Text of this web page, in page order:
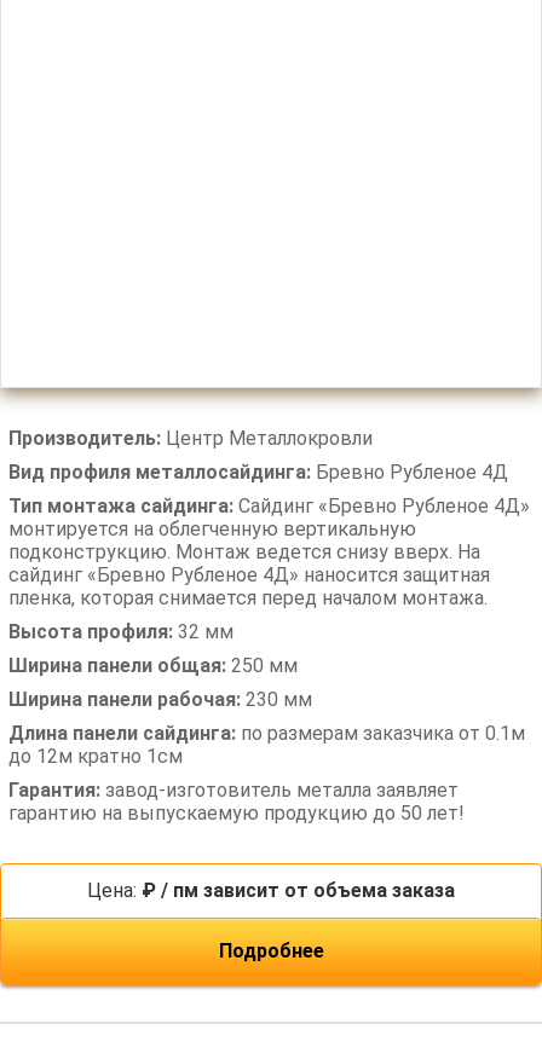
Производитель: Центр Металлокровли
Вид профиля металлосайдинга: Бревно Рубленое 4Д
Тип монтажа сайдинга: Сайдинг «Бревно Рубленое 4Д»
монтируется на облегченную вертикальную
подконструкцию. Монтаж ведется снизу вверх. На
сайдинг «Бревно Рубленое 4Д» наносится защитная
пленка, которая снимается перед началом монтажа.
Высота профиля: 32 мм
Ширина панели общая: 250 мм
Ширина панели рабочая: 230 мм
Длина панели сайдинга: по размерам заказчика от 0.1м
до 12м кратно 1см
Гарантия: завод-изготовитель металла заявляет
гарантию на выпускаемую продукцию до 50 лет!
Цена: ₽ / пм зависит от объема заказа
Подробнее